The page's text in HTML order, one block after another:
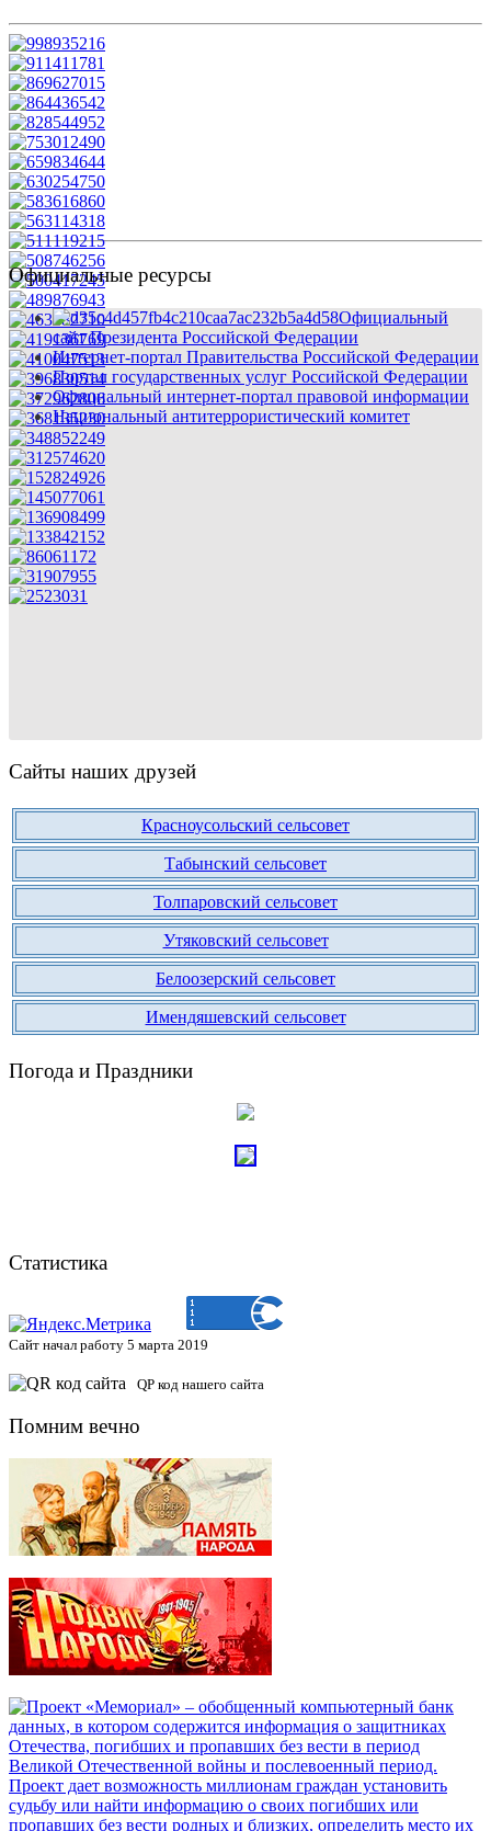
Официальные ресурсы
Официальный
сайт Президента Российской Федерации
Интернет-портал Правительства Российской Федерации
Портал государственных услуг Российской Федерации
Официальный интернет-портал правовой информации
Национальный антитеррористический комитет
Сайты наших друзей
Красноусольский сельсовет
Табынский сельсовет
Толпаровский сельсовет
Утяковский сельсовет
Белоозерский сельсовет
Имендяшевский сельсовет
Погода и Праздники
Статистика
Сайт начал работу 5 марта 2019
QP код нашего сайта
Помним вечно